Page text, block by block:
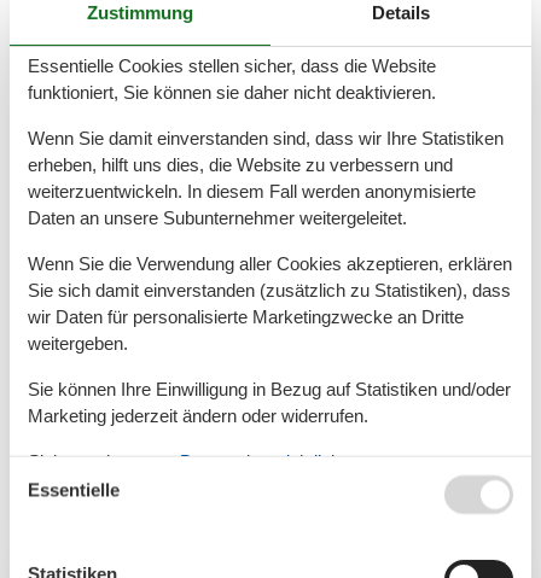
Sommerhalbjahr…
Mehr erfahren
Vitte
Schöner, weißer Strand an dem ein bisschen mehr los
ist und an dem sich Wassersportler wohlfühlen.
Mehr erfahren
Zustimmung Details
Essentielle Cookies stellen sicher, dass die Website
funktioniert, Sie können sie daher nicht deaktivieren.
Wenn Sie damit einverstanden sind, dass wir Ihre Statistiken
erheben, hilft uns dies, die Website zu verbessern und
weiterzuentwickeln. In diesem Fall werden anonymisierte
Daten an unsere Subunternehmer weitergeleitet.
Wenn Sie die Verwendung aller Cookies akzeptieren, erklären
Sie sich damit einverstanden (zusätzlich zu Statistiken), dass
wir Daten für personalisierte Marketingzwecke an Dritte
weitergeben.
Sie können Ihre Einwilligung in Bezug auf Statistiken und/oder
Marketing jederzeit ändern oder widerrufen.
Siehe auch unsere Datanschutzrichtlinie
Essentielle
Statistiken